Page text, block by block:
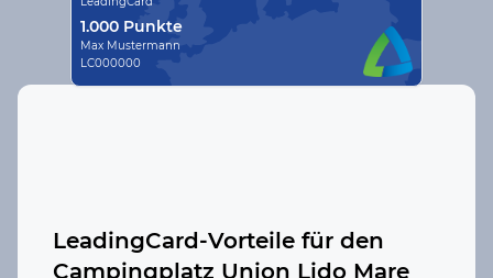
LeadingCard-Vorteile für den
Campingplatz Union Lido Mare
1.000 Punkte
Max Mustermann
LC000000